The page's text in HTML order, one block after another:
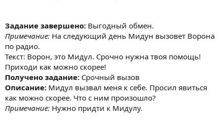
Задание завершено: Выгодный обмен.
Примечание: На следующий день Мидун вызовет Ворона
по радио.
Текст: Ворон, это Мидул. Срочно нужна твоя помощь!
Приходи как можно скорее!
Получено задание: Срочный вызов
Описание: Мидул вызвал меня к себе. Просил явиться
как можно скорее. Что с ним произошло?
Примечание: Нужно придти к Мидулу.